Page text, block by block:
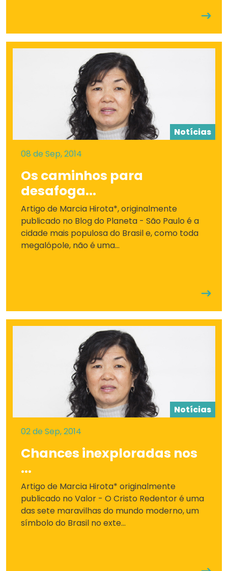
Notícias
08 de Sep, 2014
Os caminhos para
desafoga...
Artigo de Marcia Hirota*, originalmente
publicado no Blog do Planeta - São Paulo é a
cidade mais populosa do Brasil e, como toda
megalópole, não é uma...
Notícias
02 de Sep, 2014
Chances inexploradas nos
...
Artigo de Marcia Hirota* originalmente
publicado no Valor - O Cristo Redentor é uma
das sete maravilhas do mundo moderno, um
símbolo do Brasil no exte...